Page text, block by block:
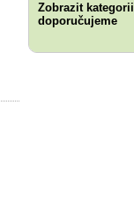
Zobrazit kategorii
doporučujeme